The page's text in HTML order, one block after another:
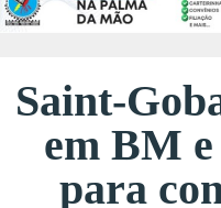
Saint-
em BM
para